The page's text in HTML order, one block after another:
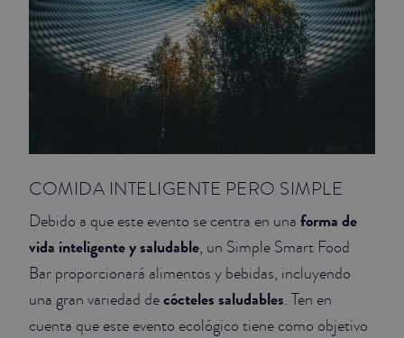
COMIDA INTELIGENTE PERO SIMPLE
Debido a que este evento se centra en una forma de
vida inteligente y saludable, un Simple Smart Food
Bar proporcionará alimentos y bebidas, incluyendo
una gran variedad decócteles saludables. Ten en
cuenta que este evento ecológico tiene como objetivo